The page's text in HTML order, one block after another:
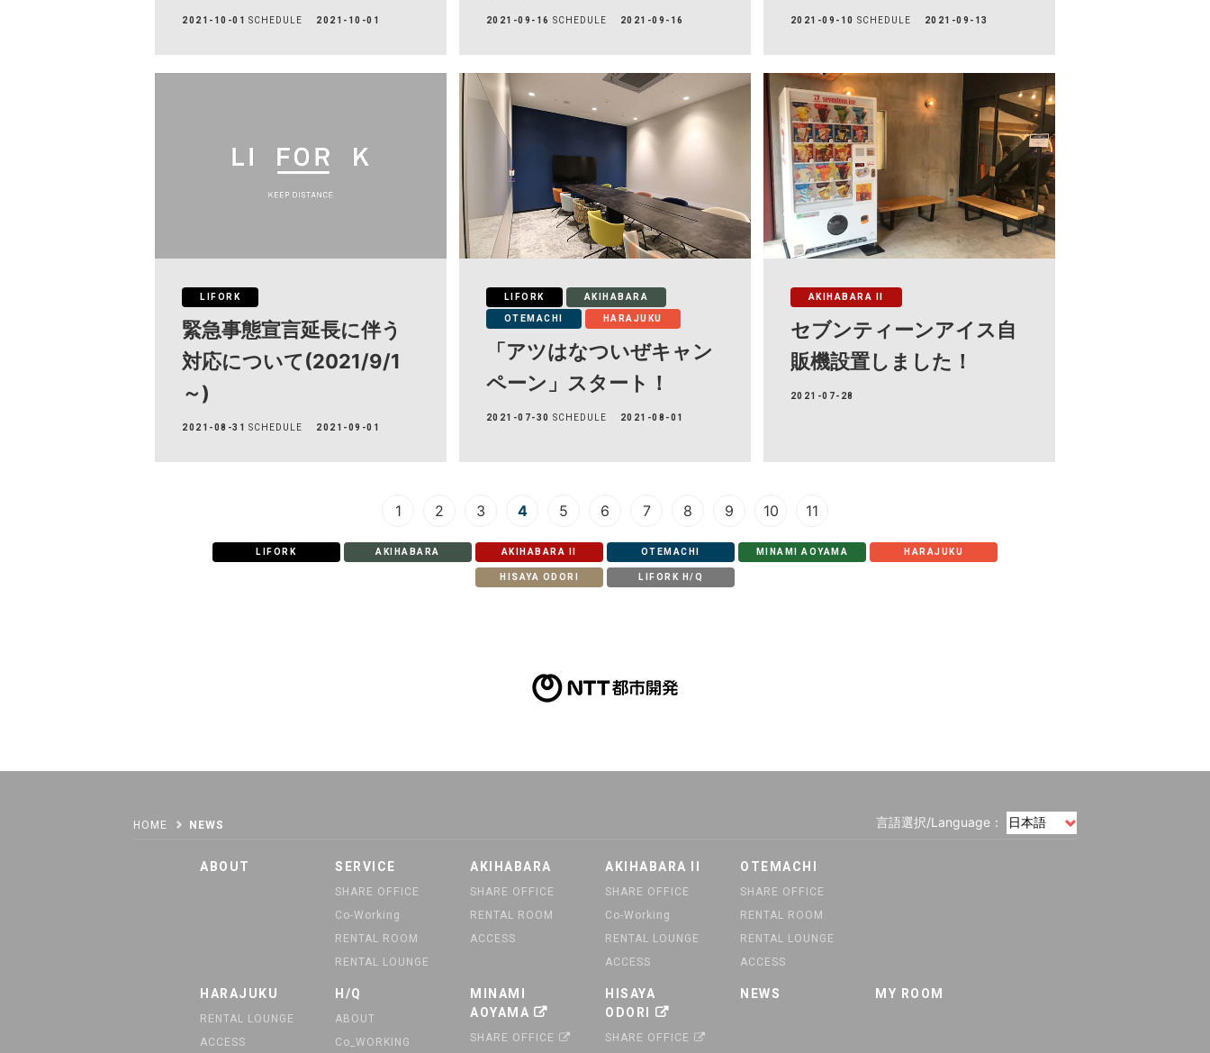
2021-10-01 SCHEDULE 2021-10-01 2021-09-16 SCHEDULE 2021-09-16 2021-09-10 SCHEDULE 2021-09-13
LIFORK
緊急事態宣言延長に伴う
対応について(2021/9/1
～)
2021-08-31 SCHEDULE 2021-09-01
LIFORK
AKIHABARA
OTEMACHI
HARAJUKU
「アツはなついぜキャン
ペーン」スタート！
2021-07-30 SCHEDULE 2021-08-01
AKIHABARA II
セブンティーンアイス自
販機設置しました！
2021-07-28
1 2 3 4 5 6 7 8 9 10 11
LIFORK AKIHABARA AKIHABARA II OTEMACHI MINAMI AOYAMA
HARAJUKU
HISAYA ODORI
LIFORK H/Q
HOME NEWS 言語選択/Language：
ABOUT SERVICE
SHARE OFFICE
Co-Working
RENTAL ROOM
RENTAL LOUNGE
AKIHABARA
SHARE OFFICE
RENTAL ROOM
ACCESS
AKIHABARA II
SHARE OFFICE
Co-Working
RENTAL LOUNGE
ACCESS
OTEMACHI
SHARE OFFICE
RENTAL ROOM
RENTAL LOUNGE
ACCESS
HARAJUKU
RENTAL LOUNGE
ACCESS
H/Q
ABOUT
Co_WORKING
MINAMI
AOYAMA
SHARE OFFICE
HISAYA
ODORI
SHARE OFFICE
NEWS MY ROOM